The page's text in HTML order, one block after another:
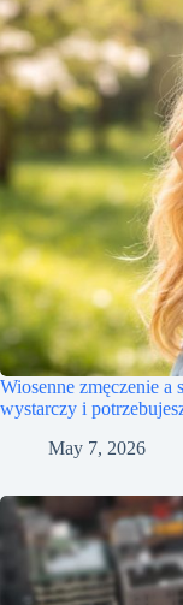
Wiosenne zmęczenie
wystarczy i
May 7, 2026